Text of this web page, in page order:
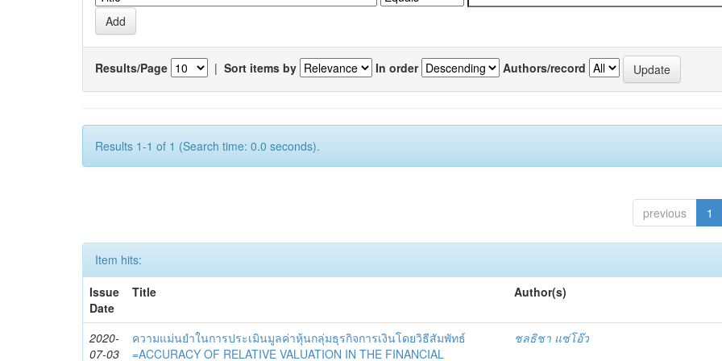
Results/Page | Sort items by In order Authors/record
Results 1-1 of 1 (Search time: 0.0 seconds).
previous 1
Item hits:
Issue
Date
Title Author(s)
2020-
07-03
ความแม่นยำในการประเมินมูลค่าหุ้นกลุ่มธุรกิจการเงินโดยวิธีสัมพัทธ์
=ACCURACY OF RELATIVE VALUATION IN THE FINANCIAL
ชลธิชา แซ่โอ๊ว